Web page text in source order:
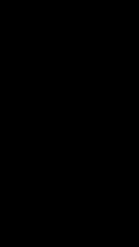
für